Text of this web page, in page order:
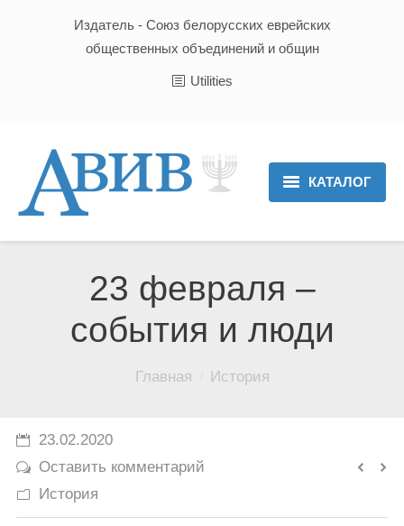
Издатель - Союз белорусских еврейских
общественных объединений и общин
Utilities
КАТАЛОГ
Новости
Культура и Традиции
Юмор
23 февраля –
события и люди
Главная История
23.02.2020
Оставить комментарий
История